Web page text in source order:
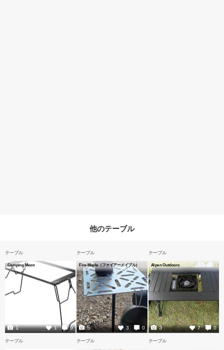
他のテーブル
テーブル
Camping Moon
1 0
1
テーブル
Fire-Maple（ファイアーメイプル）
3 0
5
テーブル
Alpen Outdoors
7 0
3
テーブル テーブル テーブル